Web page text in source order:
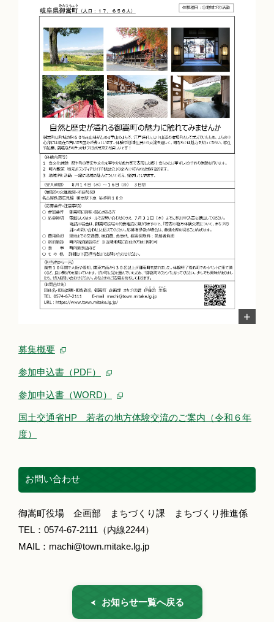
募集概要
参加申込書（PDF）
参加申込書（WORD）
国土交通省HP 若者の地方体験交流のご案内（令和６年
度）
お問い合わせ
御嵩町役場 企画部 まちづくり課 まちづくり推進係
TEL：0574-67-2111（内線2244）
MAIL：machi@town.mitake.lg.jp
お知らせ一覧へ戻る